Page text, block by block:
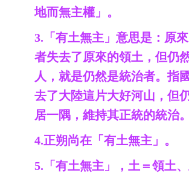
地而無主權」。
3.「有土無主」意思是：原
者失去了原來的領土，但仍
人，就是仍然是統治者。指
去了大陸這片大好河山，但
居一隅，維持其正統的統治。
4.正朔尚在「有土無主」。
5.「有土無主」，土＝領土、